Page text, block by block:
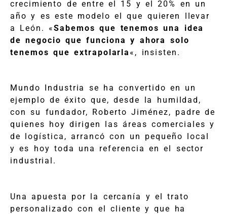
crecimiento de entre el 15 y el 20% en un
año y es este modelo el que quieren llevar
a León. «Sabemos que tenemos una idea
de negocio que funciona y ahora solo
tenemos que extrapolarla «, insisten.
Mundo Industria se ha convertido en un
ejemplo de éxito que, desde la humildad,
con su fundador, Roberto Jiménez, padre de
quienes hoy dirigen las áreas comerciales y
de logística, arrancó con un pequeño local
y es hoy toda una referencia en el sector
industrial.
Una apuesta por la cercanía y el trato
personalizado con el cliente y que ha